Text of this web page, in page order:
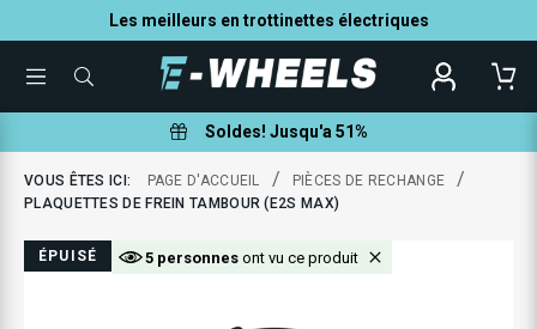
Les meilleurs en trottinettes électriques
TOGGLEQUE
NOUS
À
?
Soldes! Jusqu'a 51%
VOUS ÊTES ICI: PAGE D'ACCUEIL / PIÈCES DE RECHANGE /
PLAQUETTES DE FREIN TAMBOUR (E2S MAX)
ÉPUISÉ 5 personnes ont vu ce produit